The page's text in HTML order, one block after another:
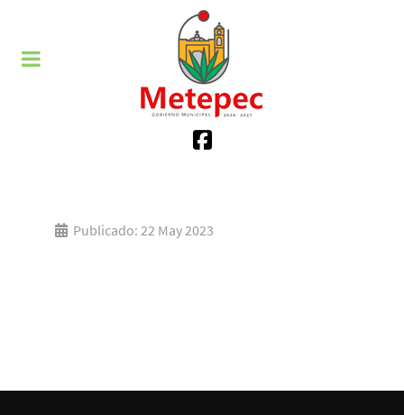
Publicado: 22 May 2023